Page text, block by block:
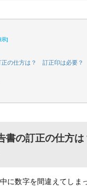
示]
正の仕方は？ 訂正印は必要？
書の訂正の仕方
に数字を間違えてしま